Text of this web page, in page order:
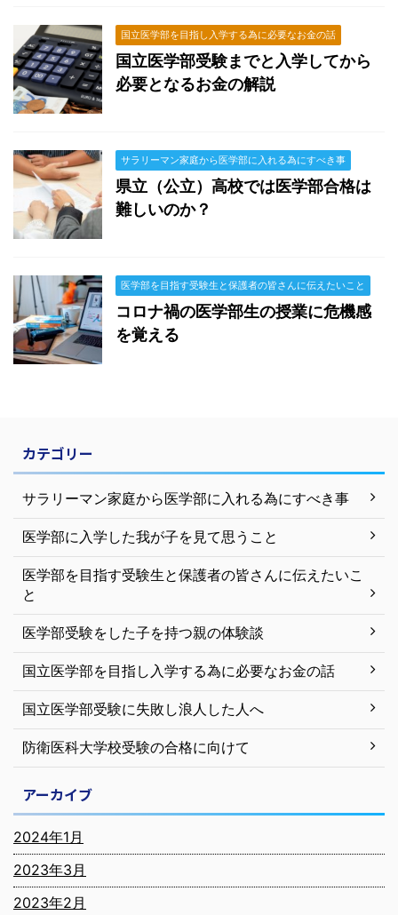
国立医学部を目指し入学する為に必要なお金の話
国立医学部受験までと入学してから
必要となるお金の解説
サラリーマン家庭から医学部に入れる為にすべき事
県立（公立）高校では医学部合格は
難しいのか？
医学部を目指す受験生と保護者の皆さんに伝えたいこと
コロナ禍の医学部生の授業に危機感
を覚える
カテゴリー
サラリーマン家庭から医学部に入れる為にすべき事
医学部に入学した我が子を見て思うこと
医学部を目指す受験生と保護者の皆さんに伝えたいこ
と
医学部受験をした子を持つ親の体験談
国立医学部を目指し入学する為に必要なお金の話
国立医学部受験に失敗し浪人した人へ
防衛医科大学校受験の合格に向けて
アーカイブ
2024年1月
2023年3月
2023年2月